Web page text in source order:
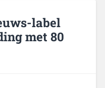
label
met 80